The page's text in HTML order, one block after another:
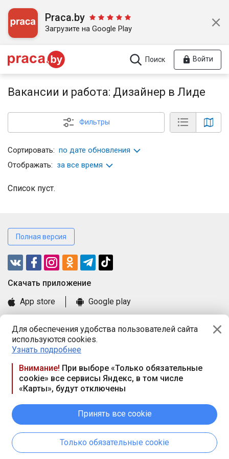
Для обеспечения удобства пользователей сайта
используются cookies.
Узнать подробнее
Внимание! При выборе «Только обязательные
cookie» все сервисы Яндекс, в том числе
«Карты», будут отключены
Принять все cookie
Только обязательные cookie
Praca.by
Загрузите на Google Play
Поиск Войти
Вакансии и работа: Дизайнер в Лиде
Фильтры
Сортировать: по дате обновления
Отображать: за все время
Список пуст.
Полная версия
Cкачать приложение
App store
Google play
Книга замечаний и предложений
Правила и документы
Praca.by © 2000—2026, ООО «ПРАЦА БАЙ»
Республика Беларусь, 220114, г. Минск, пр-т Независимости
117а, пом. № 9.
вых. дн. — сб., вс.
Режим работы сайта — круглосуточно. E-mail ООО «ПРАЦА
БАЙ» editor@praca.by